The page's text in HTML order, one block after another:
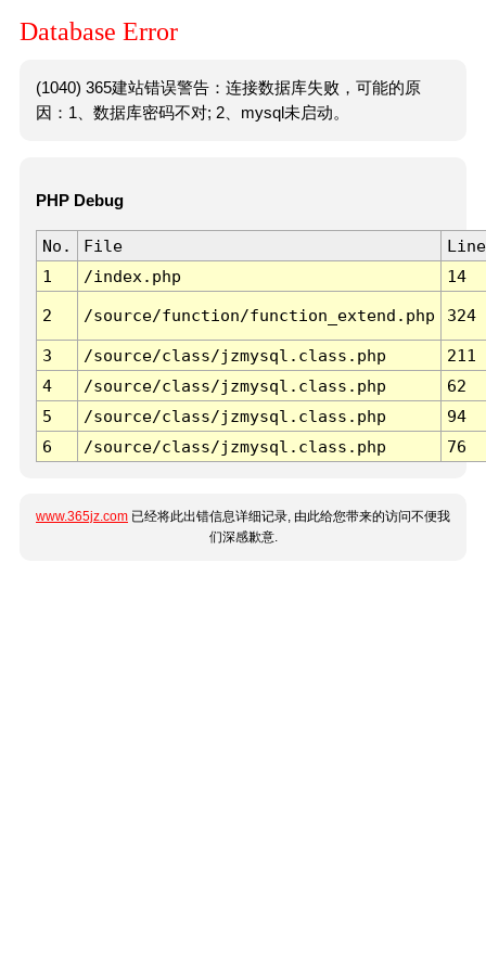
Database Error
(1040) 365建站错误警告：连接数据库失败，可能的原
因：1、数据库密码不对; 2、mysql未启动。
PHP Debug
No. File
Line
1
/index.php 14
2 /source/function/function_extend.php 324
3 /source/class/jzmysql.class.php
211
4
/source/class/jzmysql.class.php
62
5
/source/class/jzmysql.class.php
94
6
/source/class/jzmysql.class.php 76
www.365jz.com 已经将此出错信息详细记录, 由此给您带来的访问不便我
们深感歉意.